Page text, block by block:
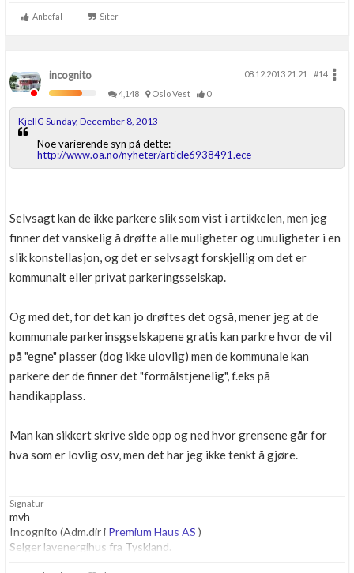
Anbefal Siter
incognito 08.12.2013 21.21
#14
4,148
Oslo Vest 0
KjellG Sunday, December 8, 2013
Noe varierende syn på dette:
http://www.oa.no/nyheter/article6938491.ece
Selvsagt kan de ikke parkere slik som vist i artikkelen, men jeg
finner det vanskelig å drøfte alle muligheter og umuligheter i en
slik konstellasjon, og det er selvsagt forskjellig om det er
kommunalt eller privat parkeringsselskap.
Og med det, for det kan jo drøftes det også, mener jeg at de
kommunale parkerinsgselskapene gratis kan parkre hvor de vil
på "egne" plasser (dog ikke ulovlig) men de kommunale kan
parkere der de finner det "formålstjenelig", f.eks på
handikapplass.
Man kan sikkert skrive side opp og ned hvor grensene går for
hva som er lovlig osv, men det har jeg ikke tenkt å gjøre.
Signatur
mvh
Incognito (Adm.dir i Premium Haus AS )
Selger lavenergihus fra Tyskland.